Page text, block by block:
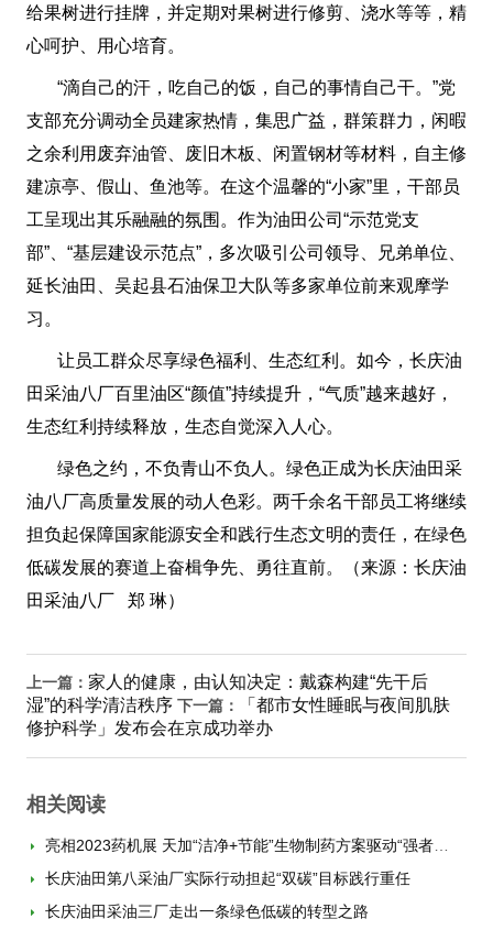
给果树进行挂牌，并定期对果树进行修剪、浇水等等，精
心呵护、用心培育。
“滴自己的汗，吃自己的饭，自己的事情自己干。”党
支部充分调动全员建家热情，集思广益，群策群力，闲暇
之余利用废弃油管、废旧木板、闲置钢材等材料，自主修
建凉亭、假山、鱼池等。在这个温馨的“小家”里，干部员
工呈现出其乐融融的氛围。作为油田公司“示范党支
部”、“基层建设示范点”，多次吸引公司领导、兄弟单位、
延长油田、吴起县石油保卫大队等多家单位前来观摩学
习。
让员工群众尽享绿色福利、生态红利。如今，长庆油
田采油八厂百里油区“颜值”持续提升，“气质”越来越好，
生态红利持续释放，生态自觉深入人心。
绿色之约，不负青山不负人。绿色正成为长庆油田采
油八厂高质量发展的动人色彩。两千余名干部员工将继续
担负起保障国家能源安全和践行生态文明的责任，在绿色
低碳发展的赛道上奋楫争先、勇往直前。（来源：长庆油
田采油八厂 郑 琳）
上一篇： 家人的健康，由认知决定：戴森构建“先干后
湿”的科学清洁秩序 下一篇：
「都市女性睡眠与夜间肌肤
修护科学」发布会在京成功举办
相关阅读
亮相2023药机展 天加“洁净+节能”生物制药方案驱动“强者更强”
长庆油田第八采油厂实际行动担起“双碳”目标践行重任
长庆油田采油三厂走出一条绿色低碳的转型之路